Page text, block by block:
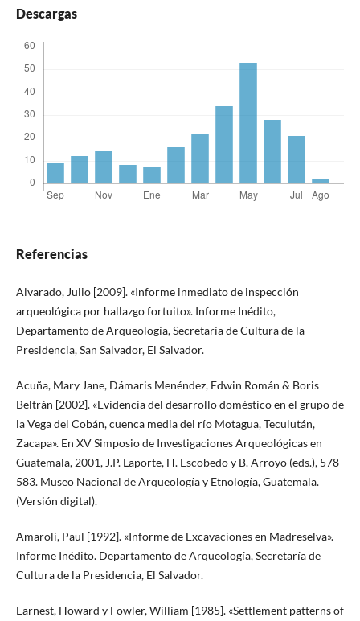
Descargas
Referencias
Alvarado, Julio [2009]. «Informe inmediato de inspección
arqueológica por hallazgo fortuito». Informe Inédito,
Departamento de Arqueología, Secretaría de Cultura de la
Presidencia, San Salvador, El Salvador.
Acuña, Mary Jane, Dámaris Menéndez, Edwin Román & Boris
Beltrán [2002]. «Evidencia del desarrollo doméstico en el grupo de
la Vega del Cobán, cuenca media del río Motagua, Teculután,
Zacapa». En XV Simposio de Investigaciones Arqueológicas en
Guatemala, 2001, J.P. Laporte, H. Escobedo y B. Arroyo (eds.), 578-
583. Museo Nacional de Arqueología y Etnología, Guatemala.
(Versión digital).
Amaroli, Paul [1992]. «Informe de Excavaciones en Madreselva».
Informe Inédito. Departamento de Arqueología, Secretaría de
Cultura de la Presidencia, El Salvador.
Earnest, Howard y Fowler, William [1985]. «Settlement patterns of